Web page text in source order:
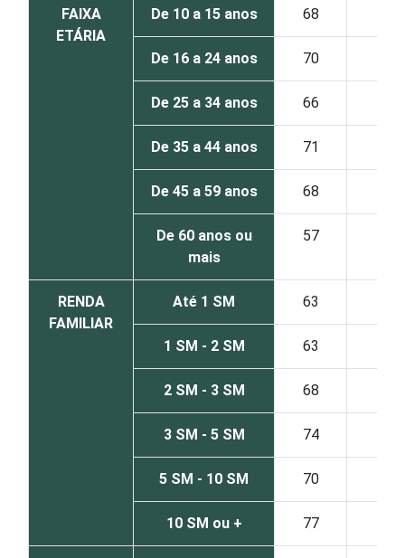
FAIXA
ETÁRIA
De 10 a 15 anos 68
De 16 a 24 anos 70
De 25 a 34 anos 66
De 35 a 44 anos 71
De 45 a 59 anos 68
De 60 anos ou
mais
57
RENDA
FAMILIAR
Até 1 SM 63
1 SM - 2 SM 63
2 SM - 3 SM 68
3 SM - 5 SM 74
5 SM - 10 SM 70
10 SM ou + 77